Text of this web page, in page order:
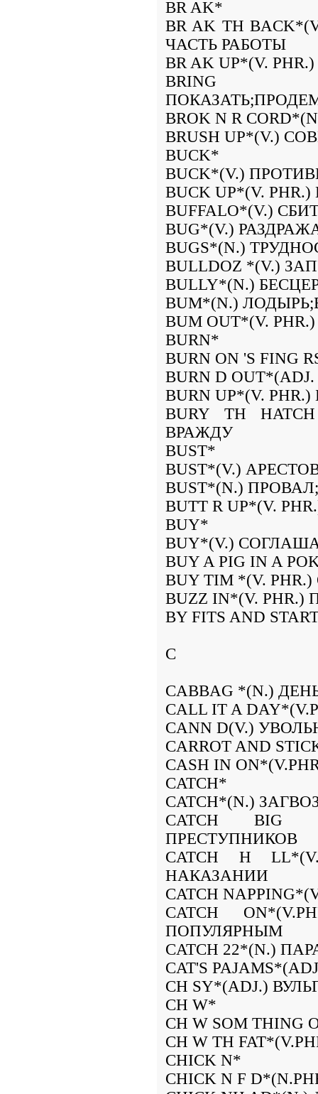
BR AK*
BR AK TH
ЧАСТЬ РАБОТЫ
BR AK UP*(V.
BRING
BROK N R
BRUSH UP*(V.)
BUCK*
BUCK*(V.)
BUCK UP*(V.
BUFFALO*(V.)
BUG*(V.)
BUGS*(N.)
BULLDOZ *(V.)
BULLY*(N.)
BUM*(N.)
BUM OUT*(V.
BURN*
BURN ON 'S FING
BURN D
BURN UP*(V.
BURY TH
ВРАЖДУ
BUST*
BUST*(V.)
BUST*(N.)
BUTT R UP*(V.
BUY*
BUY*(V.)
BUY A PIG IN A
BUY TIM *(V.
BUZZ IN*(V.
BY FITS AND
C
CABBAG *(N.)
CALL IT A
CANN D(V.)
CARROT AND
CASH IN
CATCH*
CATCH*(N.)
CATCH BIG
ПРЕСТУПНИКОВ
CATCH H
НАКАЗАНИИ
CATCH
CATCH
ПОПУЛЯРНЫМ
CATCH 22*(N.)
CAT'S
CH SY*(ADJ.)
CH W*
CH W SOM
CH W TH
CHICK N*
CHICK N F